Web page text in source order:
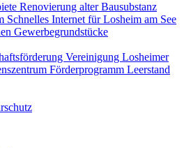
Renovierung alter Bausubstanz
Schnelles Internet für Losheim am See
Gewerbegrundstücke
Vereinigung Losheimer
Förderprogramm Leerstand